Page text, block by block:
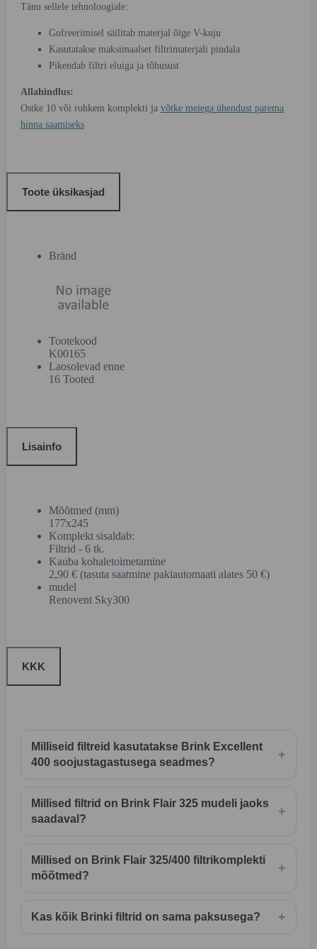
Tänu sellele tehnoloogiale:
Gofreerimisel säilitab materjal õige V-kuju
Kasutatakse maksimaalset filtrimaterjali pindala
Pikendab filtri eluiga ja tõhusust
Allahindlus:
Ostke 10 või rohkem komplekti ja võtke meiega ühendust parema
hinna saamiseks
Toote üksikasjad
Bränd
Tootekood
K00165
Laosolevad enne
16 Tooted
Lisainfo
Mõõtmed (mm)
177x245
Komplekt sisaldab:
Filtrid - 6 tk.
Kauba kohaletoimetamine
2,90 € (tasuta saatmine pakiautomaati alates 50 €)
mudel
Renovent Sky300
KKK
Milliseid filtreid kasutatakse Brink Excellent
400 soojustagastusega seadmes?
+
Millised filtrid on Brink Flair 325 mudeli jaoks
saadaval?
+
Millised on Brink Flair 325/400 filtrikomplekti
mõõtmed?
+
Kas kõik Brinki filtrid on sama paksusega? +